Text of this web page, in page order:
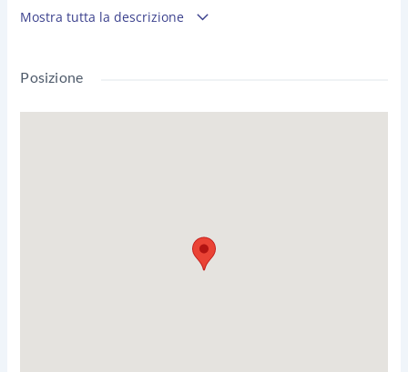
pianeggiante, recintato e con accesso da strada asfaltata
idriche dell'invaso poma.
Mostra tutta la descrizione
Posizione